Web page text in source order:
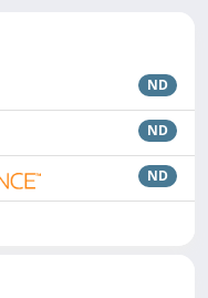
ND
ND
ND